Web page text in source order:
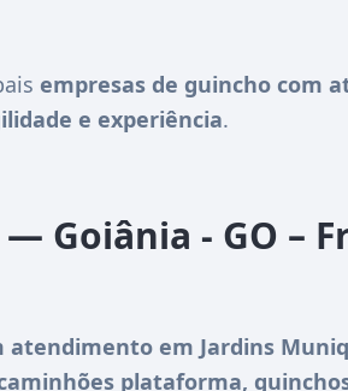
empresas de guincho com
e experiência.
Goiânia - GO –
atendimento em Jardins
plataforma,